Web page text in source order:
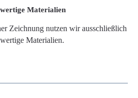
Materialien
Zeichnung nutzen wir ausschließlich
Materialien.